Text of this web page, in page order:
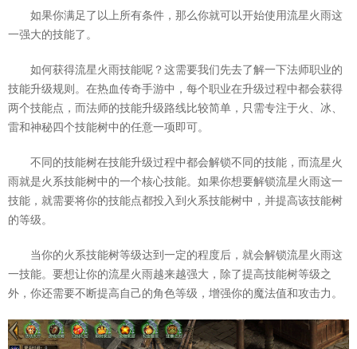
如果你满足了以上所有条件，那么你就可以开始使用流星火雨这
一强大的技能了。
如何获得流星火雨技能呢？这需要我们先去了解一下法师职业的
技能升级规则。在热血传奇手游中，每个职业在升级过程中都会获得
两个技能点，而法师的技能升级路线比较简单，只需专注于火、冰、
雷和神秘四个技能树中的任意一项即可。
不同的技能树在技能升级过程中都会解锁不同的技能，而流星火
雨就是火系技能树中的一个核心技能。如果你想要解锁流星火雨这一
技能，就需要将你的技能点都投入到火系技能树中，并提高该技能树
的等级。
当你的火系技能树等级达到一定的程度后，就会解锁流星火雨这
一技能。要想让你的流星火雨越来越强大，除了提高技能树等级之
外，你还需要不断提高自己的角色等级，增强你的魔法值和攻击力。